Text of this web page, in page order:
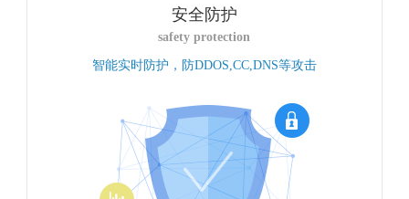
安全防护
safety protection
智能实时防护，防DDOS,CC,DNS等攻击